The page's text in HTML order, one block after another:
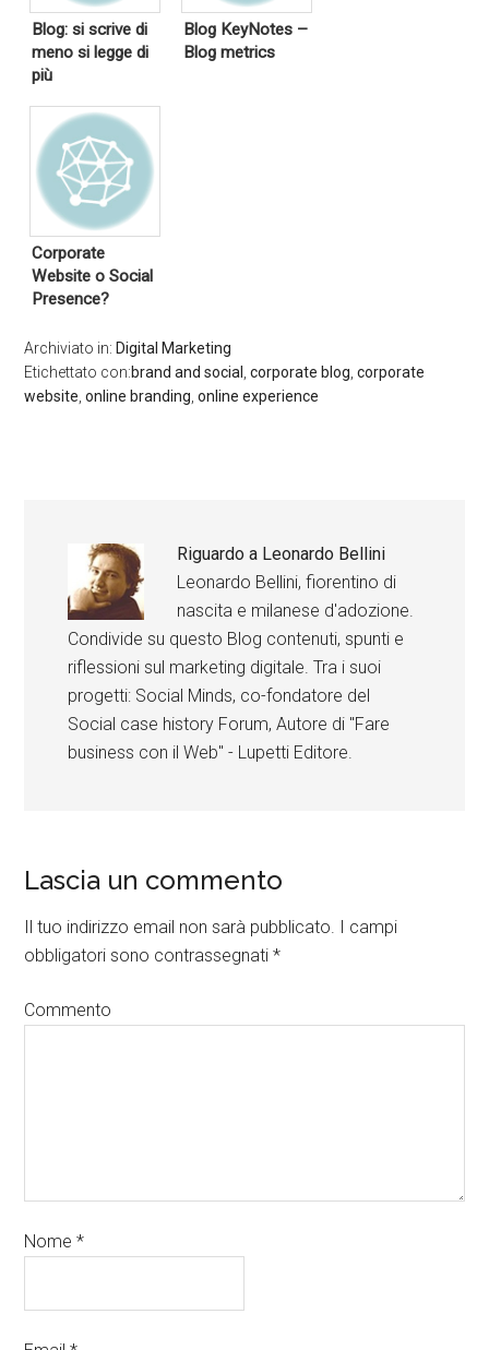
Blog: si scrive di
meno si legge di
più
Blog KeyNotes –
Blog metrics
Corporate
Website o Social
Presence?
Archiviato in: Digital Marketing
Etichettato con:brand and social ,corporate blog,corporate
website,online branding,online experience
Riguardo a Leonardo Bellini
Leonardo Bellini, fiorentino di
nascita e milanese d'adozione.
Condivide su questo Blog contenuti, spunti e
riflessioni sul marketing digitale. Tra i suoi
progetti: Social Minds, co-fondatore del
Social case history Forum, Autore di "Fare
business con il Web" - Lupetti Editore.
Lascia un commento
Il tuo indirizzo email non sarà pubblicato. I campi
obbligatori sono contrassegnati*
Commento
Nome*